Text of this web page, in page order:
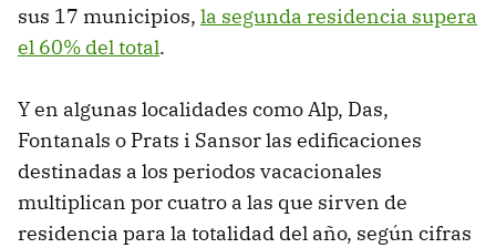
sus 17 municipios, la segunda residencia supera
el 60% del total.
Y en algunas localidades como Alp, Das,
Fontanals o Prats i Sansor las edificaciones
destinadas a los periodos vacacionales
multiplican por cuatro a las que sirven de
residencia para la totalidad del año, según cifras